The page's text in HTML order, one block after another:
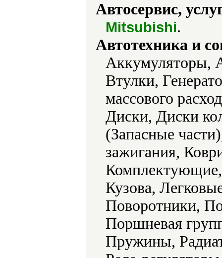
Автосервис,
Mitsubishi.
Автотехника и
Аккумуляторы,
Втулки,
массового
Диски, Диски
(Запасные
зажигания,
Кузова,
Поворотники,
Поршневая
Пружины,